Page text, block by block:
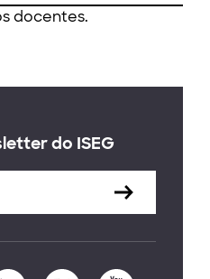
docentes.
do ISEG